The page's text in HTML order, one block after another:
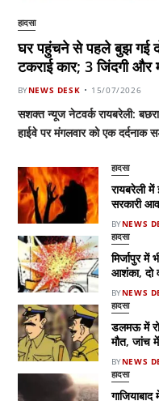
हादसा
घर पहुंचने से पहले बुझ गई
टकराई कार; 3 जिंदगी
BYNEWS DESK 15/07/2026
सशक्त न्यूज नेटवर्क रायबरेली:
हाईवे पर मंगलवार को एक दर्दनाक
हादसा
रायबरेली
सरकारी
BYNEWS
हादसा
मिर्जापुर में
आशंका, दो
BYNEWS
हादसा
डलमऊ में
मौत, जांच
BYNEWS
हादसा